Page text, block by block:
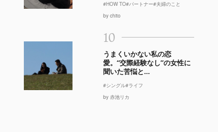
#HOW TO#パートナー#夫婦のこと
by chito
10
うまくいかない私の恋
愛。“交際経験なし”の女性に
聞いた苦悩と...
#シングル#ライフ
by 赤池リカ